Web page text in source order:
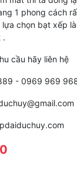
1 phong cách
chọn bạt xếp
.
cầu hãy liên hệ
- 0969 969